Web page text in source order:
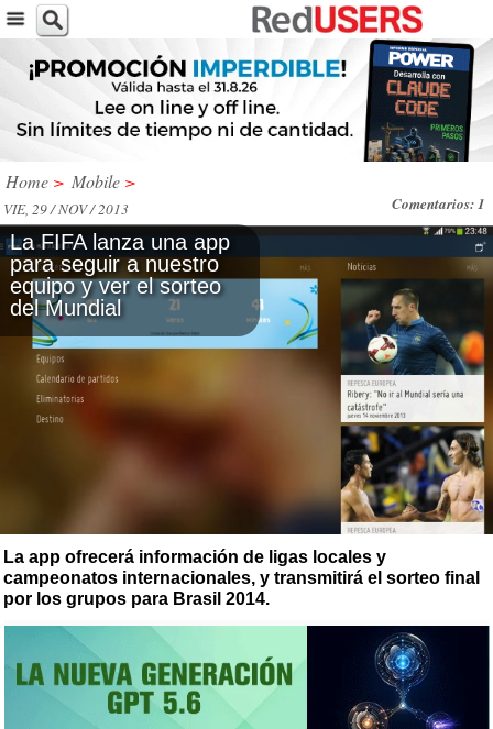
Home > Mobile >
Comentarios: 1
VIE, 29 / NOV / 2013
La FIFA lanza una app
para seguir a nuestro
equipo y ver el sorteo
del Mundial
La app ofrecerá información de ligas locales y
campeonatos internacionales, y transmitirá el sorteo final
por los grupos para Brasil 2014.